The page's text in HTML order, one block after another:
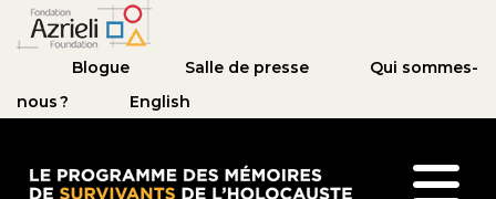
Blogue Salle de presse
Qui sommes-
nous ?
English